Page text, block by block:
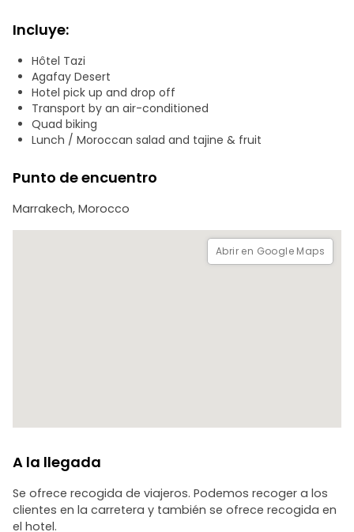
único.
Por último, deléitese con un delicioso almuerzo en un
pintoresco entorno desértico, saboreando los sabores de la
auténtica cocina marroquí. Este viaje promete un día
inolvidable lleno de emoción, inmersión cultural y
deliciosos manjares.
Incluye:
Hôtel Tazi
Agafay Desert
Hotel pick up and drop off
Transport by an air-conditioned
Quad biking
Lunch / Moroccan salad and tajine & fruit
Punto de encuentro
Marrakech, Morocco
Abrir en Google Maps
A la llegada
Se ofrece recogida de viajeros. Podemos recoger a los
clientes en la carretera y también se ofrece recogida en
el hotel.